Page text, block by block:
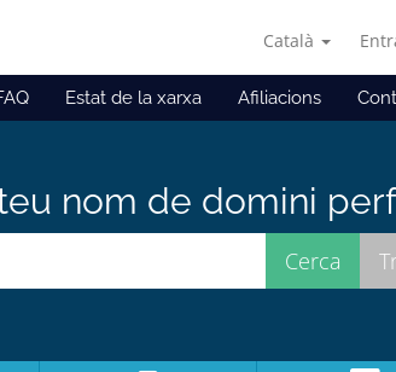
Català
Estat de la xarxa Afiliacions
nom de domini